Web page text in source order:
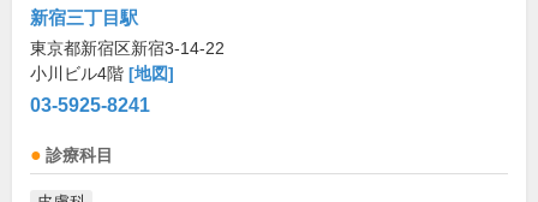
新宿三丁目駅
東京都新宿区新宿3-14-22
小川ビル4階 [地図]
03-5925-8241
診療科目